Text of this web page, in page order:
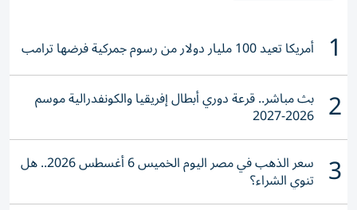
1 أمريكا تعيد 100 مليار دولار من رسوم جمركية فرضها ترامب
2 بث مباشر.. قرعة دوري أبطال إفريقيا والكونفدرالية موسم
2026-2027
3 سعر الذهب في مصر اليوم الخميس 6 أغسطس 2026.. هل
تنوي الشراء؟